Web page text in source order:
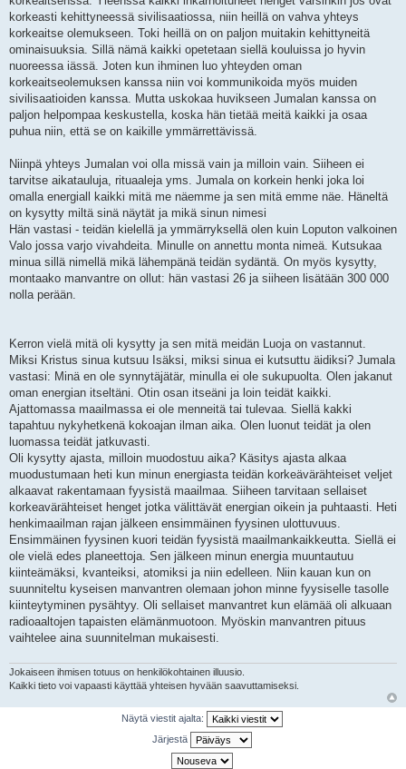
korkeasti kehittyneessä sivilisaatiossa, niin heillä on vahva yhteys
korkeaitse olemukseen. Toki heillä on on paljon muitakin kehittyneitä
ominaisuuksia. Sillä nämä kaikki opetetaan siellä kouluissa jo hyvin
nuoreessa iässä. Joten kun ihminen luo yhteyden oman
korkeaitseolemuksen kanssa niin voi kommunikoida myös muiden
sivilisaatioiden kanssa. Mutta uskokaa huvikseen Jumalan kanssa on
paljon helpompaa keskustella, koska hän tietää meitä kaikki ja osaa
puhua niin, että se on kaikille ymmärrettävissä.
Niinpä yhteys Jumalan voi olla missä vain ja milloin vain. Siiheen ei
tarvitse aikatauluja, rituaaleja yms. Jumala on korkein henki joka loi
omalla energiall kaikki mitä me näemme ja sen mitä emme näe. Häneltä
on kysytty miltä sinä näytät ja mikä sinun nimesi
Hän vastasi - teidän kielellä ja ymmärryksellä olen kuin Loputon valkoinen
Valo jossa varjo vivahdeita. Minulle on annettu monta nimeä. Kutsukaa
minua sillä nimellä mikä lähempänä teidän sydäntä. On myös kysytty,
montaako manvantre on ollut: hän vastasi 26 ja siiheen lisätään 300 000
nolla perään.
Kerron vielä mitä oli kysytty ja sen mitä meidän Luoja on vastannut.
Miksi Kristus sinua kutsuu Isäksi, miksi sinua ei kutsuttu äidiksi? Jumala
vastasi: Minä en ole synnytäjätär, minulla ei ole sukupuolta. Olen jakanut
oman energian itseltäni. Otin osan itseäni ja loin teidät kaikki.
Ajattomassa maailmassa ei ole menneitä tai tulevaa. Siellä kakki
tapahtuu nykyhetkenä kokoajan ilman aika. Olen luonut teidät ja olen
luomassa teidät jatkuvasti.
Oli kysytty ajasta, milloin muodostuu aika? Käsitys ajasta alkaa
muodustumaan heti kun minun energiasta teidän korkeävärähteiset veljet
alkaavat rakentamaan fyysistä maailmaa. Siiheen tarvitaan sellaiset
korkeavärähteiset henget jotka välittävät energian oikein ja puhtaasti. Heti
henkimaailman rajan jälkeen ensimmäinen fyysinen ulottuvuus.
Ensimmäinen fyysinen kuori teidän fyysistä maailmankaikkeutta. Siellä ei
ole vielä edes planeettoja. Sen jälkeen minun energia muuntautuu
kiinteämäksi, kvanteiksi, atomiksi ja niin edelleen. Niin kauan kun on
suunniteltu kyseisen manvantren olemaan johon minne fyysiselle tasolle
kiinteytyminen pysähtyy. Oli sellaiset manvantret kun elämää oli alkuaan
radioaaltojen tapaisten elämänmuotoon. Myöskin manvantren pituus
vaihtelee aina suunnitelman mukaisesti.
Jokaiseen ihmisen totuus on henkilökohtainen illuusio.
Kaikki tieto voi vapaasti käyttää yhteisen hyvään saavuttamiseksi.
Näytä viestit ajalta:
Järjestä